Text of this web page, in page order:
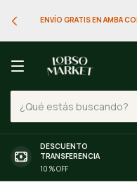
ENVÍO GRATIS EN AMBA
DESCUENTO
TRANSFERENCIA
10 % OFF